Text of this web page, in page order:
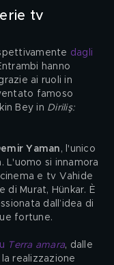
tv
dagli
hanno
ai ruoli in
famoso
Bey in Diriliş:
Yaman , l'unico
L'uomo si innamora
e tv Vahide
di Murat, Hünkar. È
dall’idea di
fortune.
Terra amara, dalle
realizzazione